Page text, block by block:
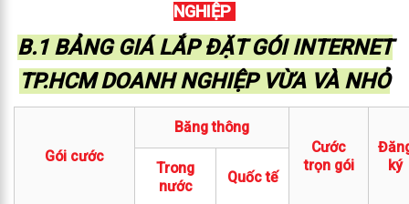
NGHIỆP
B.1 BẢNG GIÁ LẮP ĐẶT GÓI INTERNET
TP.HCM DOANH NGHIỆP VỪA VÀ NHỎ
Gói cước
Băng thông
Cước
trọn gói
ký
Trong
nước
Quốc tế